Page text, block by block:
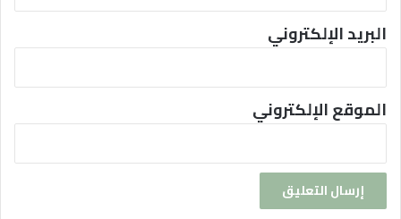
البريد الإلكتروني
الموقع الإلكتروني